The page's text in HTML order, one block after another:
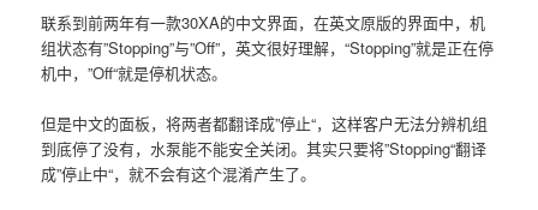
联系到前两年有一款30XA的中文界面，在英文原版的界面中，机
组状态有”Stopping”与”Off”，英文很好理解，“Stopping”就是正在停
机中，”Off“就是停机状态。
但是中文的面板，将两者都翻译成”停止“，这样客户无法分辨机组
到底停了没有，水泵能不能安全关闭。其实只要将”Stopping“翻译
成”停止中“，就不会有这个混淆产生了。